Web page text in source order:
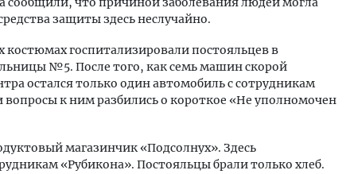
защиты здесь неслучайно.
госпитализировали постояльцев в
№5. После того, как семь машин скорой
остался только один автомобиль с сотрудникам
к ним разбились о короткое «Не уполномочен
магазинчик «Подсолнух». Здесь
«Рубикона». Постояльцы брали только хлеб.